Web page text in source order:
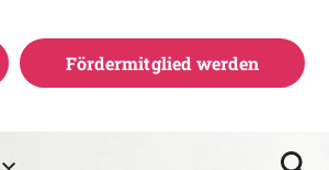
Fördermitglied werden